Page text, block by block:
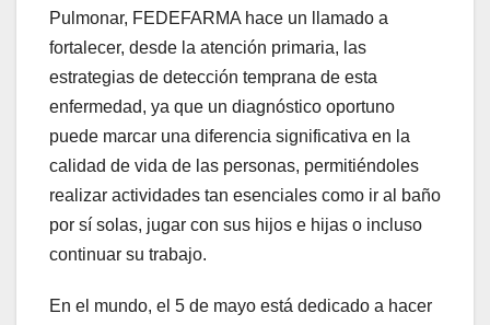
Pulmonar, FEDEFARMA hace un llamado a
fortalecer, desde la atención primaria, las
estrategias de detección temprana de esta
enfermedad, ya que un diagnóstico oportuno
puede marcar una diferencia significativa en la
calidad de vida de las personas, permitiéndoles
realizar actividades tan esenciales como ir al baño
por sí solas, jugar con sus hijos e hijas o incluso
continuar su trabajo.
En el mundo, el 5 de mayo está dedicado a hacer